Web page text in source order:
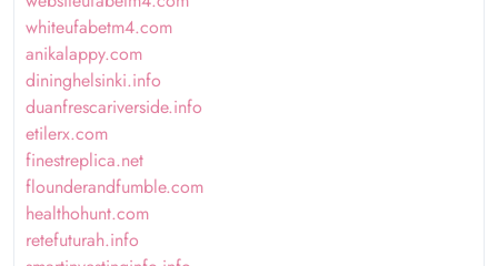
whiteufabetm4.com
anikalappy.com
dininghelsinki.info
duanfrescariverside.info
etilerx.com
finestreplica.net
flounderandfumble.com
healthohunt.com
retefuturah.info